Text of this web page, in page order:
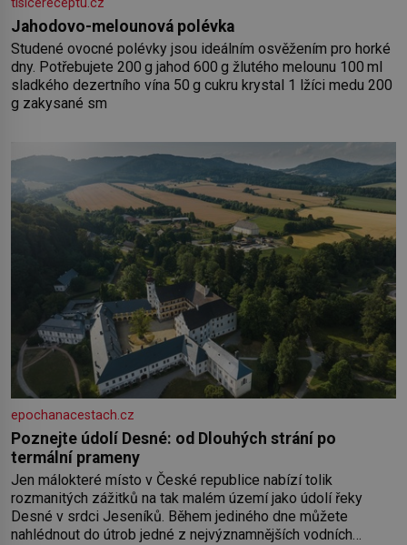
Jahodovo-melounová polévka
Studené ovocné polévky jsou ideálním osvěžením pro horké
dny. Potřebujete 200 g jahod 600 g žlutého melounu 100 ml
sladkého dezertního vína 50 g cukru krystal 1 lžíci medu 200
g zakysané sm
epochanacestach.cz
Poznejte údolí Desné: od Dlouhých strání po
termální prameny
Jen málokteré místo v České republice nabízí tolik
rozmanitých zážitků na tak malém území jako údolí řeky
Desné v srdci Jeseníků. Během jediného dne můžete
nahlédnout do útrob jedné z nejvýznamnějších vodních